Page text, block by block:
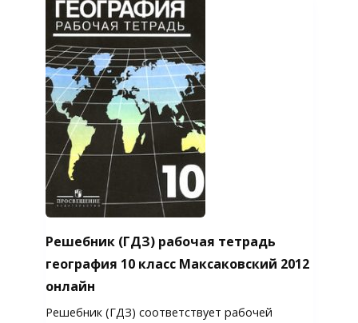
Решебник (ГДЗ) рабочая тетрадь
география 10 класс Максаковский 2012
онлайн
Решебник (ГДЗ) соответствует рабочей